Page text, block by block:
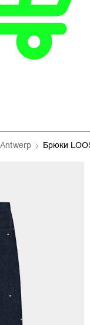
Брюки